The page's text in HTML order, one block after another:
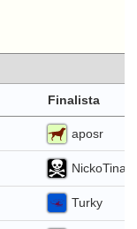
Finalista
aposr
NickoTina
Turky